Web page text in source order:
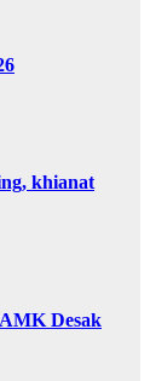
khianat
Desak